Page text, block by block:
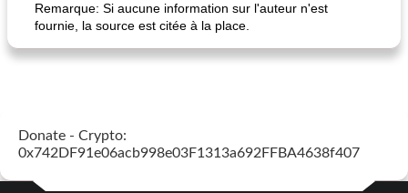
Remarque: Si aucune information sur l'auteur n'est
fournie, la source est citée à la place.
Donate - Crypto:
0x742DF91e06acb998e03F1313a692FFBA4638f407